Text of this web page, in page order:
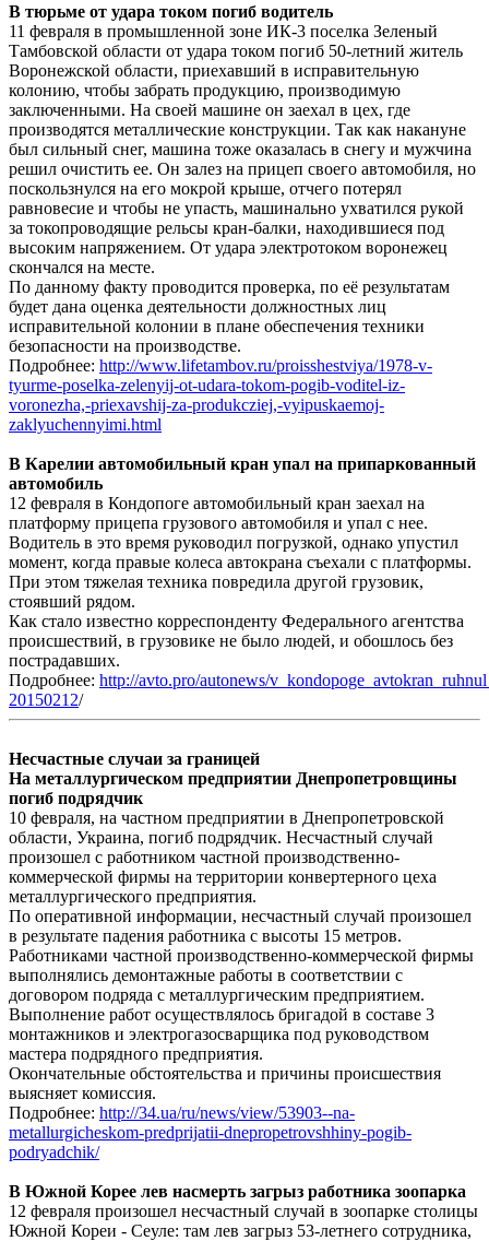
В тюрьме от удара током погиб водитель
11 февраля в промышленной зоне ИК-3 поселка Зеленый
Тамбовской области от удара током погиб 50-летний житель
Воронежской области, приехавший в исправительную
колонию, чтобы забрать продукцию, производимую
заключенными. На своей машине он заехал в цех, где
производятся металлические конструкции. Так как накануне
был сильный снег, машина тоже оказалась в снегу и мужчина
решил очистить ее. Он залез на прицеп своего автомобиля, но
поскользнулся на его мокрой крыше, отчего потерял
равновесие и чтобы не упасть, машинально ухватился рукой
за токопроводящие рельсы кран-балки, находившиеся под
высоким напряжением. От удара электротоком воронежец
скончался на месте.
По данному факту проводится проверка, по её результатам
будет дана оценка деятельности должностных лиц
исправительной колонии в плане обеспечения техники
безопасности на производстве.
Подробнее: http://www.lifetambov.ru/proisshestviya/1978-v-
tyurme-poselka-zelenyij-ot-udara-tokom-pogib-voditel-iz-
voronezha,-priexavshij-za-produkcziej,-vyipuskaemoj-
zaklyuchennyimi.html
В Карелии автомобильный кран упал на припаркованный
автомобиль
12 февраля в Кондопоге автомобильный кран заехал на
платформу прицепа грузового автомобиля и упал с нее.
Водитель в это время руководил погрузкой, однако упустил
момент, когда правые колеса автокрана съехали с платформы.
При этом тяжелая техника повредила другой грузовик,
стоявший рядом.
Как стало известно корреспонденту Федерального агентства
происшествий, в грузовике не было людей, и обошлось без
пострадавших.
Подробнее: http://avto.pro/autonews/
20150212/
Несчастные случаи за границей
На металлургическом предприятии Днепропетровщины
погиб подрядчик
10 февраля, на частном предприятии в Днепропетровской
области, Украина, погиб подрядчик. Несчастный случай
произошел с работником частной производственно-
коммерческой фирмы на территории конвертерного цеха
металлургического предприятия.
По оперативной информации, несчастный случай произошел
в результате падения работника с высоты 15 метров.
Работниками частной производственно-коммерческой фирмы
выполнялись демонтажные работы в соответствии с
договором подряда с металлургическим предприятием.
Выполнение работ осуществлялось бригадой в составе 3
монтажников и электрогазосварщика под руководством
мастера подрядного предприятия.
Окончательные обстоятельства и причины происшествия
выясняет комиссия.
Подробнее: http://34.ua/ru/news/view/53903--na-
metallurgicheskom-predprijatii-dnepropetrovshhiny-pogib-
podryadchik/
В Южной Корее лев насмерть загрыз работника зоопарка
12 февраля произошел несчастный случай в зоопарке столицы
Южной Кореи - Cеуле: там лев загрыз 53-летнего сотрудника,